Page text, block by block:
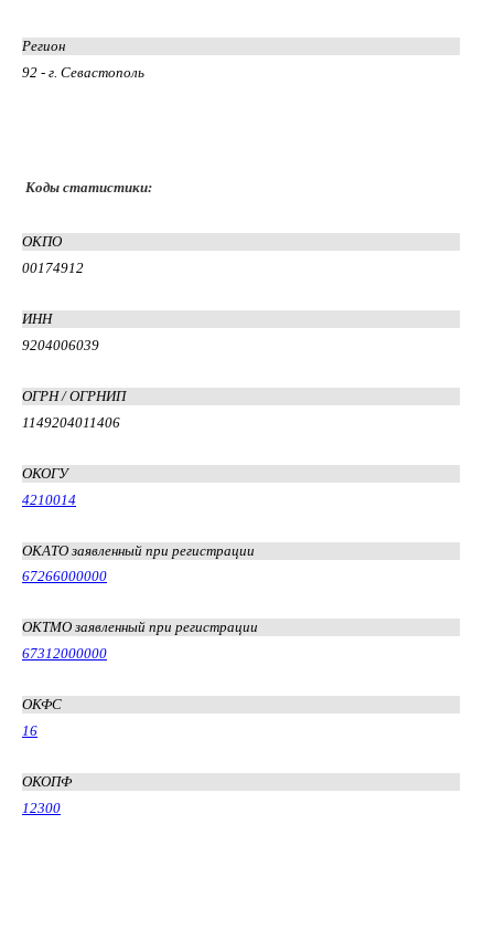
Регион
92 - г. Севастополь
Коды статистики:
ОКПО
00174912
ИНН
9204006039
ОГРН / ОГРНИП
1149204011406
ОКОГУ
4210014
ОКАТО заявленный при регистрации
67266000000
ОКТМО заявленный при регистрации
67312000000
ОКФС
16
ОКОПФ
12300